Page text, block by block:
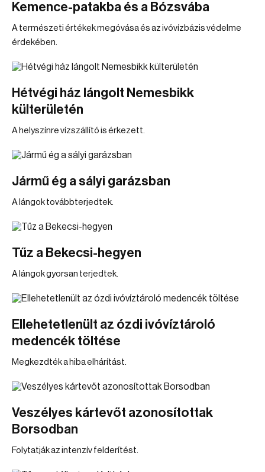
Kemence-patakba és a Bózsvába
A természeti értékek megóvása és az ivóvízbázis védelme
érdekében.
Hétvégi ház lángolt Nemesbikk
külterületén
A helyszínre vízszállító is érkezett.
Jármű ég a sályi garázsban
A lángok továbbterjedtek.
Tűz a Bekecsi-hegyen
A lángok gyorsan terjedtek.
Ellehetetlenült az ózdi ivóvíztároló
medencék töltése
Megkezdték a hiba elhárítást.
Veszélyes kártevőt azonosítottak
Borsodban
Folytatják az intenzív felderítést.